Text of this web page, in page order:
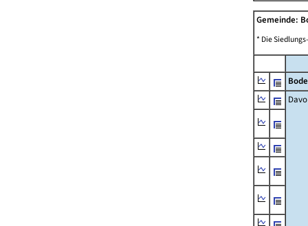
Gemeinde:
* Die